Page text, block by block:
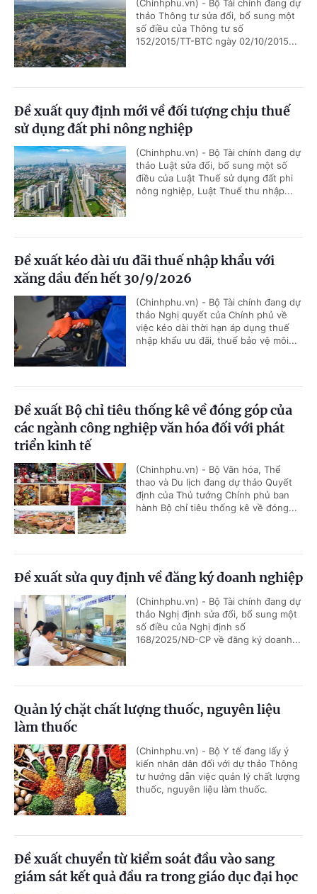
(Chinhphu.vn) - Bộ Tài chính đang dự
thảo Thông tư sửa đổi, bổ sung một
số điều của Thông tư số
152/2015/TT-BTC ngày 02/10/2015...
Đề xuất quy định mới về đối tượng chịu thuế
sử dụng đất phi nông nghiệp
(Chinhphu.vn) - Bộ Tài chính đang dự
thảo Luật sửa đổi, bổ sung một số
điều của Luật Thuế sử dụng đất phi
nông nghiệp, Luật Thuế thu nhập...
Đề xuất kéo dài ưu đãi thuế nhập khẩu với
xăng dầu đến hết 30/9/2026
(Chinhphu.vn) - Bộ Tài chính đang dự
thảo Nghị quyết của Chính phủ về
việc kéo dài thời hạn áp dụng thuế
nhập khẩu ưu đãi, thuế bảo vệ môi...
Đề xuất Bộ chỉ tiêu thống kê về đóng góp của
các ngành công nghiệp văn hóa đối với phát
triển kinh tế
(Chinhphu.vn) - Bộ Văn hóa, Thể
thao và Du lịch đang dự thảo Quyết
định của Thủ tướng Chính phủ ban
hành Bộ chỉ tiêu thống kê về đóng...
Đề xuất sửa quy định về đăng ký doanh nghiệp
(Chinhphu.vn) - Bộ Tài chính đang dự
thảo Nghị định sửa đổi, bổ sung một
số điều của Nghị định số
168/2025/NĐ-CP về đăng ký doanh...
Quản lý chặt chất lượng thuốc, nguyên liệu
làm thuốc
(Chinhphu.vn) - Bộ Y tế đang lấy ý
kiến nhân dân đối với dự thảo Thông
tư hướng dẫn việc quản lý chất lượng
thuốc, nguyên liệu làm thuốc.
Đề xuất chuyển từ kiểm soát đầu vào sang
giám sát kết quả đầu ra trong giáo dục đại học